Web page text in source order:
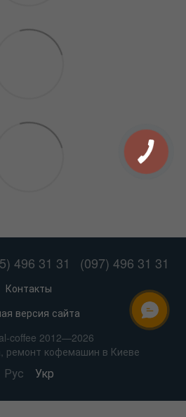
496 31 31 (097) 496 31 31
Контакты
версия сайта
coffee 2012—2026
ремонт кофемашин в Киеве
Рус Укр
ОНЛАЙН ЧАТ